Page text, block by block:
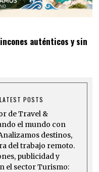
auténticos y sin
LATEST POSTS
de Travel &
el mundo con
destinos,
del trabajo remoto.
publicidad y
el sector Turismo: